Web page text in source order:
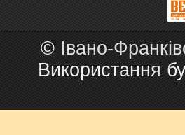
© Івано-
Використання